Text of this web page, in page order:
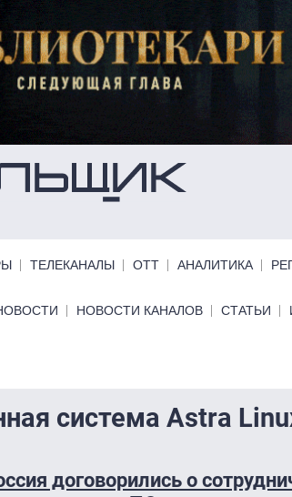
ТЕЛЕКАНАЛЫ ОТТ АНАЛИТИКА
НОВОСТИ КАНАЛОВ СТАТЬИ
система Astra
договорились о